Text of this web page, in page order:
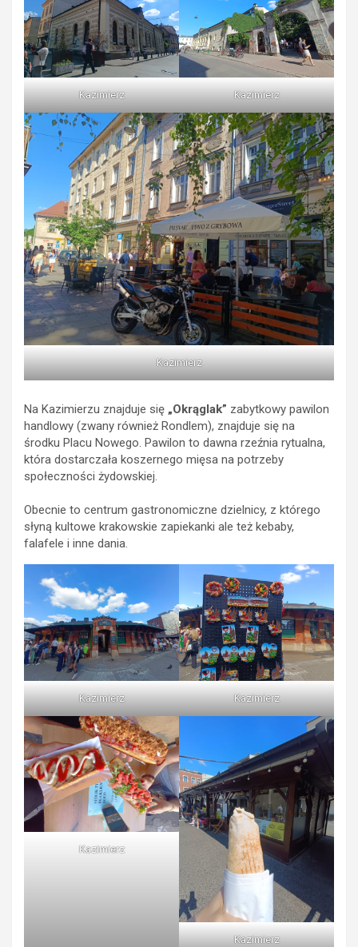
Kazimierz Kazimierz
Kazimierz
Na Kazimierzu znajduje się „Okrąglak” zabytkowy pawilon
handlowy (zwany również Rondlem), znajduje się na
środku Placu Nowego. Pawilon to dawna rzeźnia rytualna,
która dostarczała koszernego mięsa na potrzeby
społeczności żydowskiej.
Obecnie to centrum gastronomiczne dzielnicy, z którego
słyną kultowe krakowskie zapiekanki ale też kebaby,
falafele i inne dania.
Kazimierz Kazimierz
Kazimierz
Kazimierz